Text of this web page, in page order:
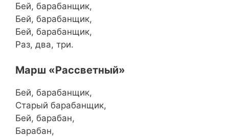
Бей, барабанщик,
Бей, барабанщик,
Бей, барабанщик,
Раз, два, три.
Марш «Рассветный»
Бей, барабанщик,
Старый барабанщик,
Бей, барабан,
Барабан,